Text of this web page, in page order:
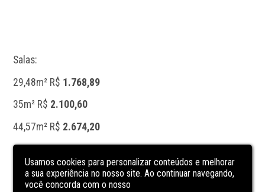
Salas:
29,48m² R$ 1.768,89
35m² R$ 2.100,60
44,57m² R$ 2.674,20
CARACTERÍSTICASDA UNIDADE
Acesso para deficientes
Usamos cookies para personalizar conteúdos e melhorar
a sua experiência no nosso site. Ao continuar navegando,
você concorda com o nosso